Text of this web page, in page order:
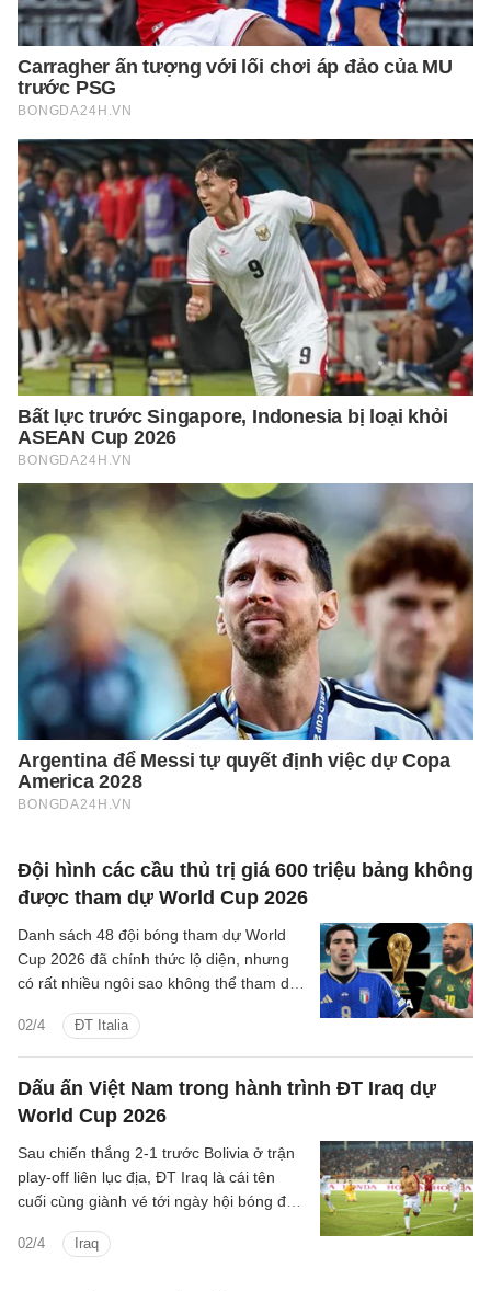
Đội hình các cầu thủ trị giá 600 triệu bảng không
được tham dự World Cup 2026
02/4 ĐT Italia
Danh sách 48 đội bóng tham dự World
Cup 2026 đã chính thức lộ diện, nhưng
có rất nhiều ngôi sao không thể tham dự
Dấu ấn Việt Nam trong hành trình ĐT Iraq dự
World Cup 2026
02/4 Iraq
Sau chiến thắng 2-1 trước Bolivia ở trận
play-off liên lục địa, ĐT Iraq là cái tên
cuối cùng giành vé tới ngày hội bóng đá
cho hành trình đầy gian nan của đại diện